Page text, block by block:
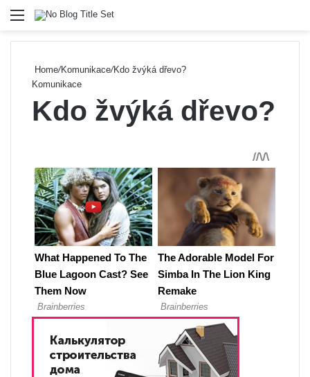
Menu
Home/Komunikace/Kdo žvýká dřevo?
Komunikace
Kdo žvýká dřevo?